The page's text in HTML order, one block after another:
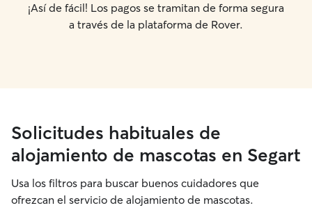
¡Así de fácil! Los pagos se tramitan de forma segura
a través de la plataforma de Rover.
Solicitudes habituales de
alojamiento de mascotas en Segart
Usa los filtros para buscar buenos cuidadores que
ofrezcan el servicio de alojamiento de mascotas.